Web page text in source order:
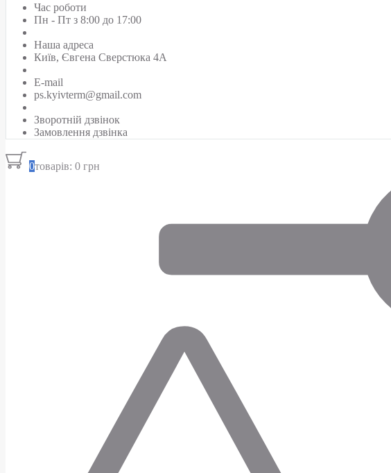
Час роботи
Пн - Пт з 8:00 до 17:00
Наша адреса
Київ, Євгена Сверстюка 4А
E-mail
ps.kyivterm@gmail.com
Зворотній дзвінок
Замовлення дзвінка
0товарів: 0 грн